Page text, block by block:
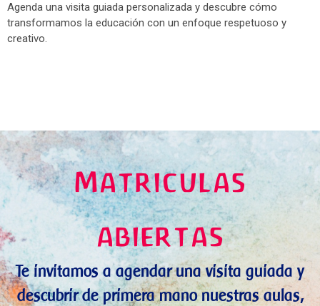
Agenda una visita guiada personalizada y descubre cómo
transformamos la educación con un enfoque respetuoso y
creativo.
Matriculas
abiertas
Te invitamos a agendar una visita guiada y
descubrir de primera mano nuestras aulas,